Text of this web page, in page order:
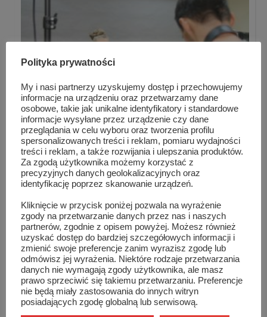
Szydłowieccy projektanci mody
Polityka prywatności
My i nasi partnerzy uzyskujemy dostęp i przechowujemy
informacje na urządzeniu oraz przetwarzamy dane
osobowe, takie jak unikalne identyfikatory i standardowe
informacje wysyłane przez urządzenie czy dane
przeglądania w celu wyboru oraz tworzenia profilu
spersonalizowanych treści i reklam, pomiaru wydajności
treści i reklam, a także rozwijania i ulepszania produktów.
Za zgodą użytkownika możemy korzystać z
precyzyjnych danych geolokalizacyjnych oraz
identyfikację poprzez skanowanie urządzeń.
Kliknięcie w przycisk poniżej pozwala na wyrażenie
zgody na przetwarzanie danych przez nas i naszych
partnerów, zgodnie z opisem powyżej. Możesz również
uzyskać dostęp do bardziej szczegółowych informacji i
zmienić swoje preferencje zanim wyrazisz zgodę lub
odmówisz jej wyrażenia. Niektóre rodzaje przetwarzania
danych nie wymagają zgody użytkownika, ale masz
prawo sprzeciwić się takiemu przetwarzaniu. Preferencje
nie będą miały zastosowania do innych witryn
posiadających zgodę globalną lub serwisową.